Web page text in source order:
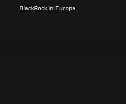
BlackRock in Europa